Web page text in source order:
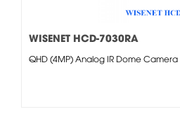
WISENET HCD-7030RA
QHD (4MP) Analog IR Dome Camera